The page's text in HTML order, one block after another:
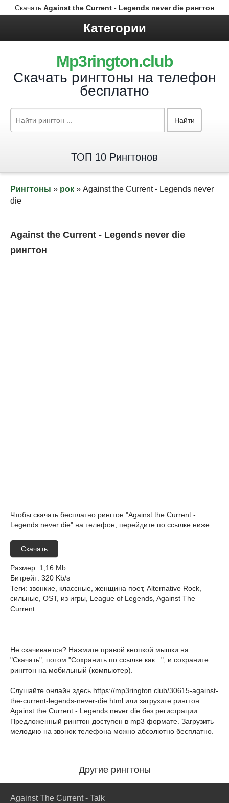
Скачать Against the Current - Legends never die рингтон
Категории
Mp3rington.club
Скачать рингтоны на телефон
бесплатно
Найти
ТОП 10 Рингтонов
Рингтоны » рок » Against the Current - Legends never
die
Against the Current - Legends never die
рингтон
Чтобы скачать бесплатно рингтон "Against the Current -
Legends never die" на телефон, перейдите по ссылке ниже:
Скачать
Размер: 1,16 Mb
Битрейт: 320 Kb/s
Теги: звонкие, классные, женщина поет, Alternative Rock,
сильные, OST, из игры, League of Legends, Against The
Current
Не скачивается? Нажмите правой кнопкой мышки на
"Скачать", потом "Сохранить по ссылке как...", и сохраните
рингтон на мобильный (компьютер).
Слушайте онлайн здесь https://mp3rington.club/30615-against-
the-current-legends-never-die.html или загрузите рингтон
Against the Current - Legends never die без регистрации.
Предложенный рингтон доступен в mp3 формате. Загрузить
мелодию на звонок телефона можно абсолютно бесплатно.
Другие рингтоны
Against The Current - Talk